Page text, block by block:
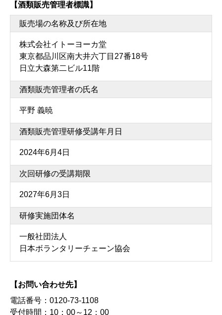
【酒類販売管理者標識】
販売場の名称及び所在地
株式会社イトーヨーカ堂
東京都品川区南大井六丁目27番18号
日立大森第二ビル11階
酒類販売管理者の氏名
平野 義暁
酒類販売管理研修受講年月日
2024年6月4日
次回研修の受講期限
2027年6月3日
研修実施団体名
一般社団法人
日本ボランタリーチェーン協会
【お問い合わせ先】
電話番号： 0120-73-1108
受付時間： 10：00～12：00